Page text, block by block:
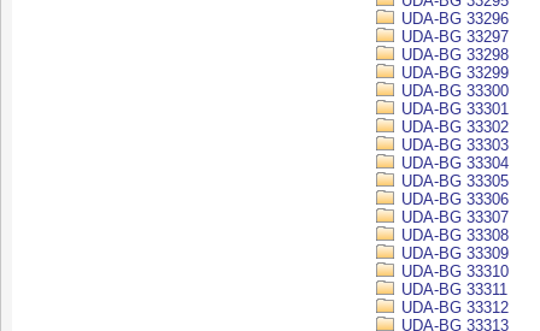
UDA-BG 33296
UDA-BG 33297
UDA-BG 33298
UDA-BG 33299
UDA-BG 33300
UDA-BG 33301
UDA-BG 33302
UDA-BG 33303
UDA-BG 33304
UDA-BG 33305
UDA-BG 33306
UDA-BG 33307
UDA-BG 33308
UDA-BG 33309
UDA-BG 33310
UDA-BG 33311
UDA-BG 33312
UDA-BG 33313